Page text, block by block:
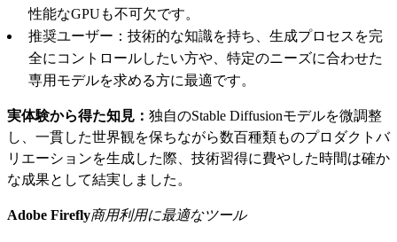
性能なGPUも不可欠です。
推奨ユーザー：技術的な知識を持ち、生成プロセスを完
全にコントロールしたい方や、特定のニーズに合わせた
専用モデルを求める方に最適です。
実体験から得た知見： 独自のStable Diffusionモデルを微調整
し、一貫した世界観を保ちながら数百種類ものプロダクトバ
リエーションを生成した際、技術習得に費やした時間は確か
な成果として結実しました。
Adobe Firefly商用利用に最適なツール